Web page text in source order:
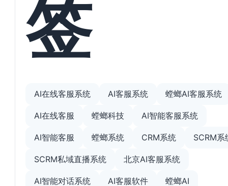
签
AI在线客服系统 AI客服系统 螳螂AI客服系统
AI在线客服 螳螂科技 AI智能客服系统
AI智能客服 螳螂系统 CRM系统 SCRM系
SCRM私域直播系统 北京AI客服系统
AI智能对话系统 AI客服软件 螳螂AI